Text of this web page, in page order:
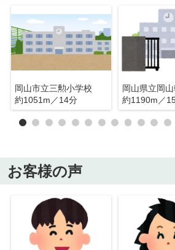
岡山市立三勲小学校
約1051m／14分
岡山県立岡
約1190m／
お客様の声